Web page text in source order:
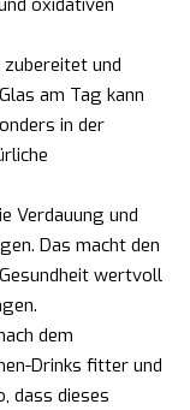
und
am Tag kann
in der
Verdauung und
Das macht den
wertvoll
dem
Drinks fitter und
dass dieses